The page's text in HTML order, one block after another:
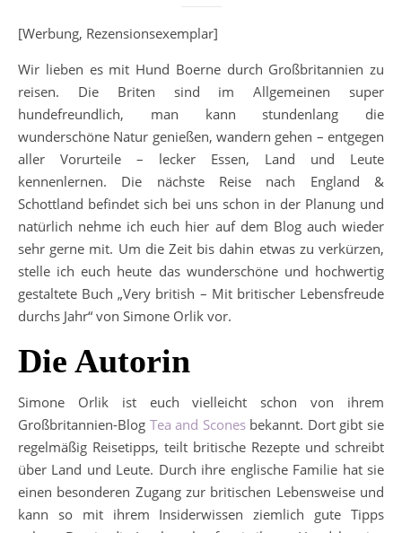
[Werbung, Rezensionsexemplar]
Wir lieben es mit Hund Boerne durch Großbritannien zu
reisen. Die Briten sind im Allgemeinen super
hundefreundlich, man kann stundenlang die
wunderschöne Natur genießen, wandern gehen – entgegen
aller Vorurteile – lecker Essen, Land und Leute
kennenlernen. Die nächste Reise nach England &
Schottland befindet sich bei uns schon in der Planung und
natürlich nehme ich euch hier auf dem Blog auch wieder
sehr gerne mit. Um die Zeit bis dahin etwas zu verkürzen,
stelle ich euch heute das wunderschöne und hochwertig
gestaltete Buch „Very british – Mit britischer Lebensfreude
durchs Jahr“ von Simone Orlik vor.
Die Autorin
Simone Orlik ist euch vielleicht schon von ihrem
Großbritannien-Blog Tea and Sconesbekannt. Dort gibt sie
regelmäßig Reisetipps, teilt britische Rezepte und schreibt
über Land und Leute. Durch ihre englische Familie hat sie
einen besonderen Zugang zur britischen Lebensweise und
kann so mit ihrem Insiderwissen ziemlich gute Tipps